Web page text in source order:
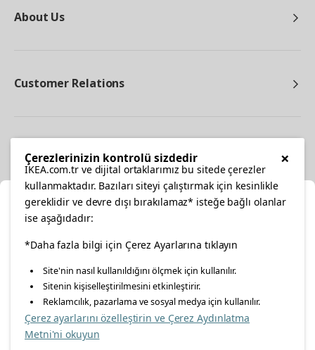
About Us
Customer Relations
facebooktwitterinstagrampinterestyoutube
linkedin
Energy Policy Information Security Policy
Select Location
Please select to see the content specific to your delivery
location for your orders from Online Store.
Select a city first
×
Çerezlerinizin kontrolü sizdedir
IKEA.com.tr ve dijital ortaklarımız bu sitede çerezler
kullanmaktadır. Bazıları siteyi çalıştırmak için kesinlikle
gereklidir ve devre dışı bırakılamaz* isteğe bağlı olanlar
ise aşağıdadır:
*Daha fazla bilgi için Çerez Ayarlarına tıklayın
Site'nin nasıl kullanıldığını ölçmek için kullanılır.
Sitenin kişiselleştirilmesini etkinleştirir.
Reklamcılık, pazarlama ve sosyal medya için kullanılır.
Çerez ayarlarını özelleştirin ve Çerez Aydınlatma
Metni'ni okuyun